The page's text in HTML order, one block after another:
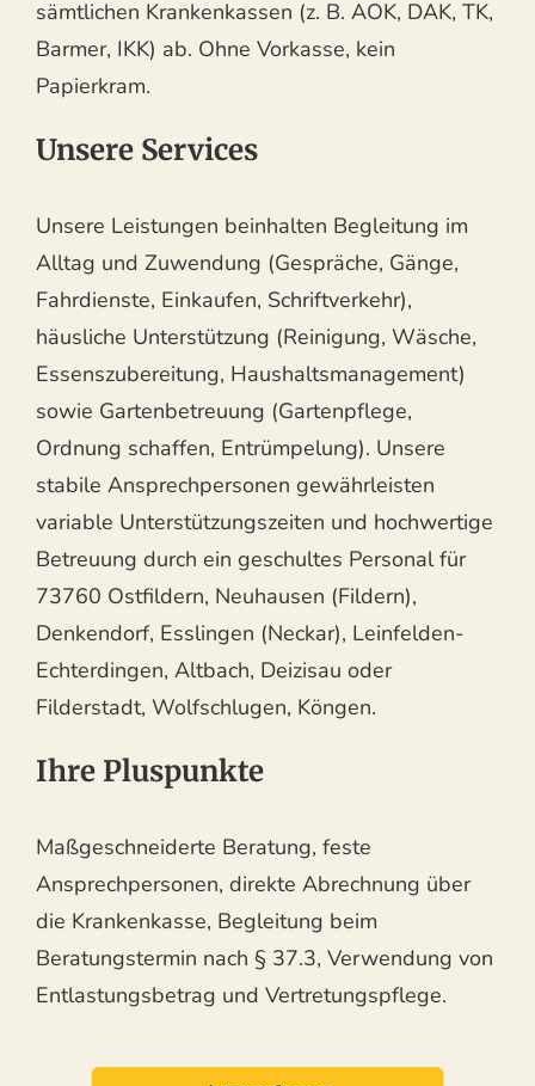
sämtlichen Krankenkassen (z. B. AOK, DAK, TK,
Barmer, IKK) ab. Ohne Vorkasse, kein
Papierkram.
Unsere Services
Unsere Leistungen beinhalten Begleitung im
Alltag und Zuwendung (Gespräche, Gänge,
Fahrdienste, Einkaufen, Schriftverkehr),
häusliche Unterstützung (Reinigung, Wäsche,
Essenszubereitung, Haushaltsmanagement)
sowie Gartenbetreuung (Gartenpflege,
Ordnung schaffen, Entrümpelung). Unsere
stabile Ansprechpersonen gewährleisten
variable Unterstützungszeiten und hochwertige
Betreuung durch ein geschultes Personal für
73760 Ostfildern, Neuhausen (Fildern),
Denkendorf, Esslingen (Neckar), Leinfelden-
Echterdingen, Altbach, Deizisau oder
Filderstadt, Wolfschlugen, Köngen.
Ihre Pluspunkte
Maßgeschneiderte Beratung, feste
Ansprechpersonen, direkte Abrechnung über
die Krankenkasse, Begleitung beim
Beratungstermin nach § 37.3, Verwendung von
Entlastungsbetrag und Vertretungspflege.